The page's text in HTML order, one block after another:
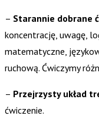
– Starannie dobrane
koncentrację, uwagę,
matematyczne,
ruchową. Ćwiczymy
– Przejrzysty układ
ćwiczenie.